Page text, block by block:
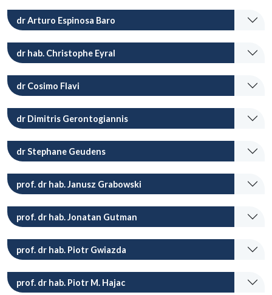
dr Arturo Espinosa Baro
dr hab. Christophe Eyral
dr Cosimo Flavi
dr Dimitris Gerontogiannis
dr Stephane Geudens
prof. dr hab. Janusz Grabowski
prof. dr hab. Jonatan Gutman
prof. dr hab. Piotr Gwiazda
prof. dr hab. Piotr M. Hajac